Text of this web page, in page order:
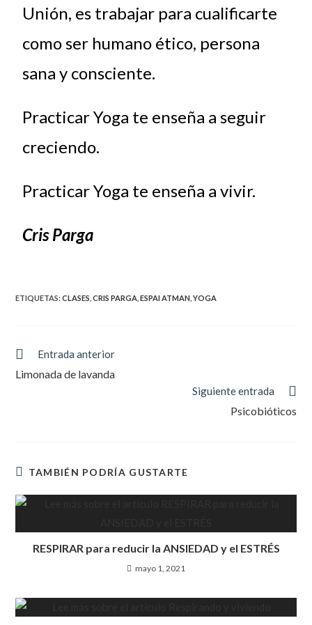
Unión, es trabajar para cualificarte
como ser humano ético, persona
sana y consciente.
Practicar Yoga te enseña a seguir
creciendo.
Practicar Yoga te enseña a vivir.
Cris Parga
ETIQUETAS:CLASES CRIS PARGA ESPAI ATMAN YOGA
Entrada anterior
Limonada de lavanda
Siguiente entrada
Psicobióticos
TAMBIÉN PODRÍA GUSTARTE
RESPIRAR para reducir la ANSIEDAD y el ESTRÉS
mayo 1, 2021